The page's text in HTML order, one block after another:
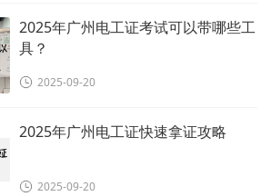
2025年广州电工证考试可以带哪些工
具？
2025-09-20
2025年广州电工证快速拿证攻略
2025-09-20